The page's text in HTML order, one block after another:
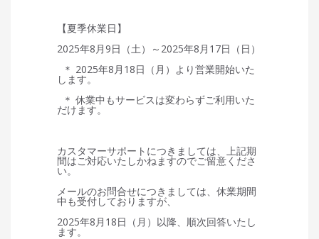
【夏季休業日】
2025年8月9日（土）～2025年8月17日（日）
＊ 2025年8月18日（月）より営業開始いた
します。
＊ 休業中もサービスは変わらずご利用いた
だけます。
カスタマーサポートにつきましては、上記期
間はご対応いたしかねますのでご留意くださ
い。
メールのお問合せにつきましては、休業期間
中も受付しておりますが、
2025年8月18日（月）以降、順次回答いたし
ます。